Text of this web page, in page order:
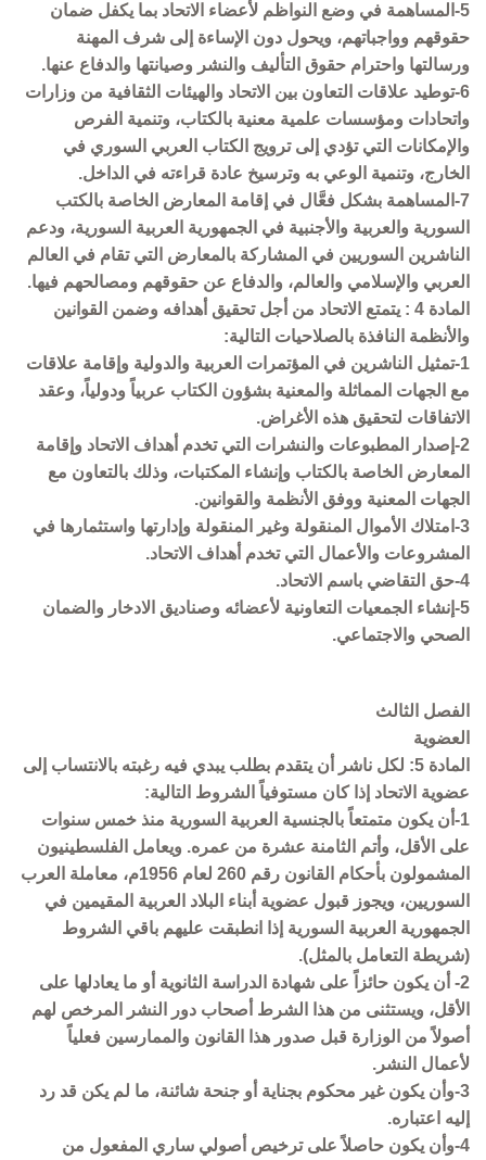
5-المساهمة في وضع النواظم لأعضاء الاتحاد بما يكفل ضمان
حقوقهم وواجباتهم، ويحول دون الإساءة إلى شرف المهنة
ورسالتها واحترام حقوق التأليف والنشر وصيانتها والدفاع عنها.
6-توطيد علاقات التعاون بين الاتحاد والهيئات الثقافية من وزارات
واتحادات ومؤسسات علمية معنية بالكتاب، وتنمية الفرص
والإمكانات التي تؤدي إلى ترويج الكتاب العربي السوري في
الخارج، وتنمية الوعي به وترسيخ عادة قراءته في الداخل.
7-المساهمة بشكل فعَّال في إقامة المعارض الخاصة بالكتب
السورية والعربية والأجنبية في الجمهورية العربية السورية، ودعم
الناشرين السوريين في المشاركة بالمعارض التي تقام في العالم
العربي والإسلامي والعالم، والدفاع عن حقوقهم ومصالحهم فيها.
المادة 4 : يتمتع الاتحاد من أجل تحقيق أهدافه وضمن القوانين
والأنظمة النافذة بالصلاحيات التالية:
1-تمثيل الناشرين في المؤتمرات العربية والدولية وإقامة علاقات
مع الجهات المماثلة والمعنية بشؤون الكتاب عربياً ودولياً، وعقد
الاتفاقات لتحقيق هذه الأغراض.
2-إصدار المطبوعات والنشرات التي تخدم أهداف الاتحاد وإقامة
المعارض الخاصة بالكتاب وإنشاء المكتبات، وذلك بالتعاون مع
الجهات المعنية ووفق الأنظمة والقوانين.
3-امتلاك الأموال المنقولة وغير المنقولة وإدارتها واستثمارها في
المشروعات والأعمال التي تخدم أهداف الاتحاد.
4-حق التقاضي باسم الاتحاد.
5-إنشاء الجمعيات التعاونية لأعضائه وصناديق الادخار والضمان
الصحي والاجتماعي.
الفصل الثالث
العضوية
المادة 5: لكل ناشر أن يتقدم بطلب يبدي فيه رغبته بالانتساب إلى
عضوية الاتحاد إذا كان مستوفياً الشروط التالية:
1-أن يكون متمتعاً بالجنسية العربية السورية منذ خمس سنوات
على الأقل، وأتم الثامنة عشرة من عمره. ويعامل الفلسطينيون
المشمولون بأحكام القانون رقم 260 لعام 1956م، معاملة العرب
السوريين، ويجوز قبول عضوية أبناء البلاد العربية المقيمين في
الجمهورية العربية السورية إذا انطبقت عليهم باقي الشروط
(شريطة التعامل بالمثل).
2- أن يكون حائزاً على شهادة الدراسة الثانوية أو ما يعادلها على
الأقل، ويستثنى من هذا الشرط أصحاب دور النشر المرخص لهم
أصولاً من الوزارة قبل صدور هذا القانون والممارسين فعلياً
لأعمال النشر.
3-وأن يكون غير محكوم بجناية أو جنحة شائنة، ما لم يكن قد رد
إليه اعتباره.
4-وأن يكون حاصلاً على ترخيص أصولي ساري المفعول من